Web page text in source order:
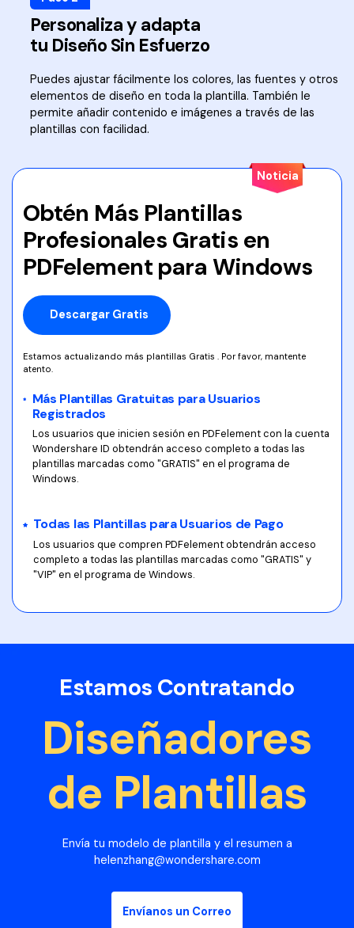
Personaliza y adapta
tu Diseño Sin Esfuerzo
Puedes ajustar fácilmente los colores, las fuentes y otros
elementos de diseño en toda la plantilla. También le
permite añadir contenido e imágenes a través de las
plantillas con facilidad.
Noticia
Obtén Más Plantillas
Profesionales Gratis en
PDFelement para Windows
Descargar Gratis
Estamos actualizando más plantillas Gratis . Por favor, mantente
atento.
Más Plantillas Gratuitas para Usuarios
Registrados
Los usuarios que inicien sesión en PDFelement con la cuenta
Wondershare ID obtendrán acceso completo a todas las
plantillas marcadas como "GRATIS" en el programa de
Windows.
Todas las Plantillas para Usuarios de Pago
Los usuarios que compren PDFelement obtendrán acceso
completo a todas las plantillas marcadas como "GRATIS" y
"VIP" en el programa de Windows.
Estamos Contratando
Diseñadores
de Plantillas
Envía tu modelo de plantilla y el resumen a
helenzhang@wondershare.com
Envíanos un Correo